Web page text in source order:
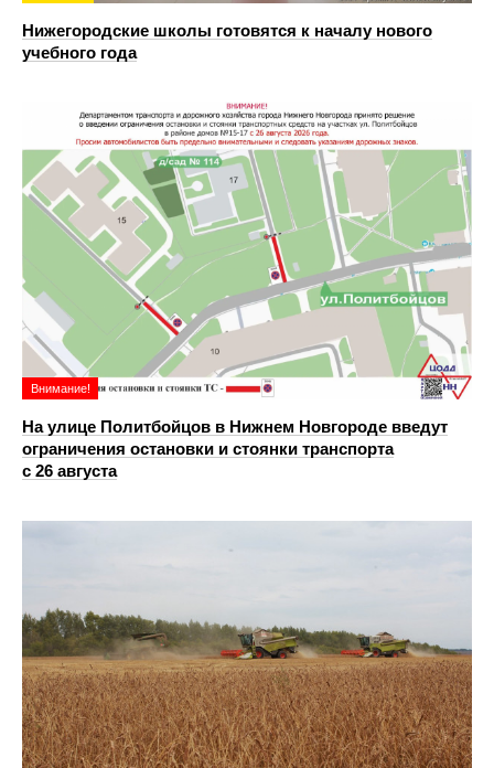
Нижегородские школы готовятся к началу нового
учебного года
Внимание!
На улице Политбойцов в Нижнем Новгороде введут
ограничения остановки и стоянки транспорта
с 26 августа